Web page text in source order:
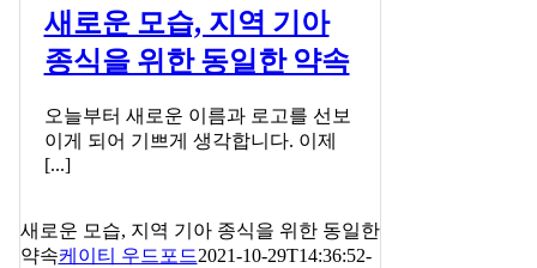
새로운 모습, 지역 기아
종식을 위한 동일한 약속
오늘부터 새로운 이름과 로고를 선보
이게 되어 기쁘게 생각합니다. 이제
[...]
새로운 모습, 지역 기아 종식을 위한 동일한
약속케이티 우드포드2021-10-29T14:36:52-